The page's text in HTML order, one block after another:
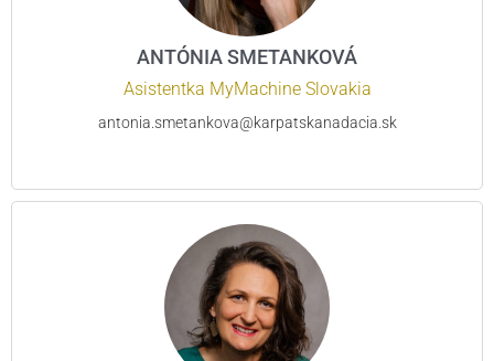
ANTÓNIA SMETANKOVÁ
Asistentka MyMachine Slovakia
antonia.smetankova@karpatskanadacia.sk